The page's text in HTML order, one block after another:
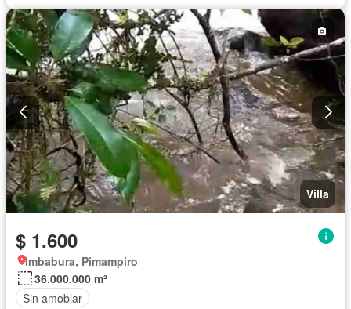
Villa
$ 1.600
Imbabura, Pimampiro
36.000.000 m²
Sin amoblar